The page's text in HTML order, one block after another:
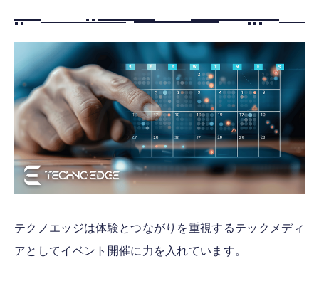
FOLLOW US
テクノエッジは体験とつながりを重視するテックメディ
アとしてイベント開催に力を入れています。